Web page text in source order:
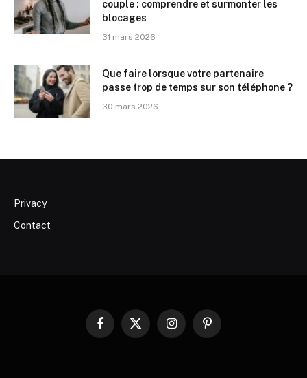
couple : comprendre et surmonter les
blocages
31 mars 2026
Que faire lorsque votre partenaire
passe trop de temps sur son téléphone ?
30 mars 2026
Privacy
Contact
Facebook
X
InstagramPinterest